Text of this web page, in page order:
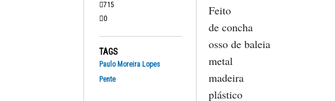
715
0
TAGS
Paulo Moreira Lopes
Pente
Feito
de concha
osso de baleia
metal
madeira
plástico